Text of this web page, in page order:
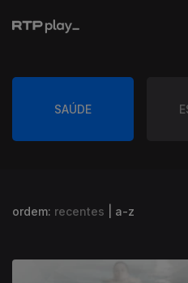
SAÚDE
ordem: recentes a-z